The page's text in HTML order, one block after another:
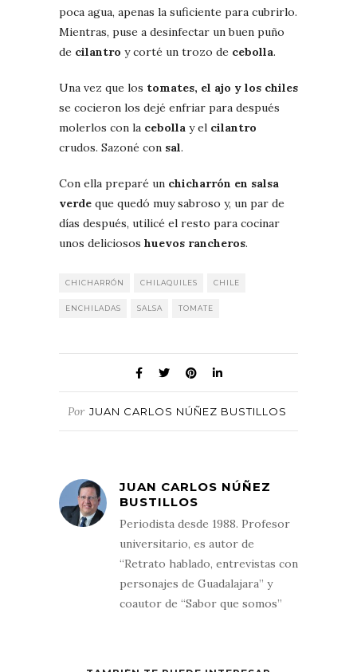
poca agua, apenas la suficiente para cubrirlo.
Mientras, puse a desinfectar un buen puño
de cilantro y corté un trozo de cebolla.
Una vez que los tomates, el ajo y los chiles
se cocieron los dejé enfriar para después
molerlos con la cebolla y el cilantro
crudos. Sazoné con sal.
Con ella preparé un chicharrón en salsa
verde que quedó muy sabroso y, un par de
días después, utilicé el resto para cocinar
unos deliciosos huevos rancheros.
CHICHARRÓN CHILAQUILES CHILE
ENCHILADAS SALSA TOMATE
Por JUAN CARLOS NÚÑEZ BUSTILLOS
JUAN CARLOS NÚÑEZ
BUSTILLOS
Periodista desde 1988. Profesor
universitario, es autor de
“Retrato hablado, entrevistas con
personajes de Guadalajara” y
coautor de “Sabor que somos”